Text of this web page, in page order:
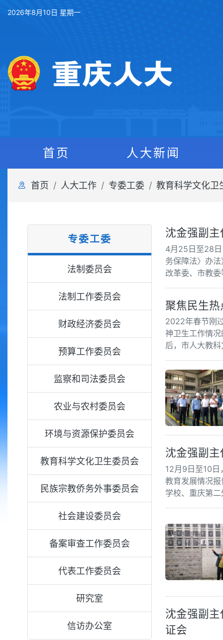
2026年8月10日 星期一
首页 人大新闻
首页 人大工作 专委工委 教育科学文化卫
专委工委
法制委员会
法制工作委员会
财政经济委员会
预算工作委员会
监察和司法委员会
农业与农村委员会
环境与资源保护委员会
教育科学文化卫生委员会
民族宗教侨务外事委员会
社会建设委员会
备案审查工作委员会
代表工作委员会
研究室
信访办公室
沈金强副
4月25日至28日
务保障法〉办
改革委、市教
聚焦民生热
2022年春节刚
神卫生工作情
后，市人大教
沈金强副
12月9日至10日
教育发展情况
学校、重庆第
沈金强副
证会